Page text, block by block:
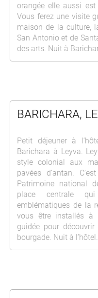
orangée elle aussi
Vous ferez une visite
maison de la culture,
San Antonio et de
des arts. Nuit à
BARICHARA,
Petit déjeuner à
Barichara à Leyva.
style colonial aux
pavées d’antan.
Patrimoine national
place centrale
emblématiques de la
vous être installés à
guidée pour
bourgade. Nuit à l’hôtel.